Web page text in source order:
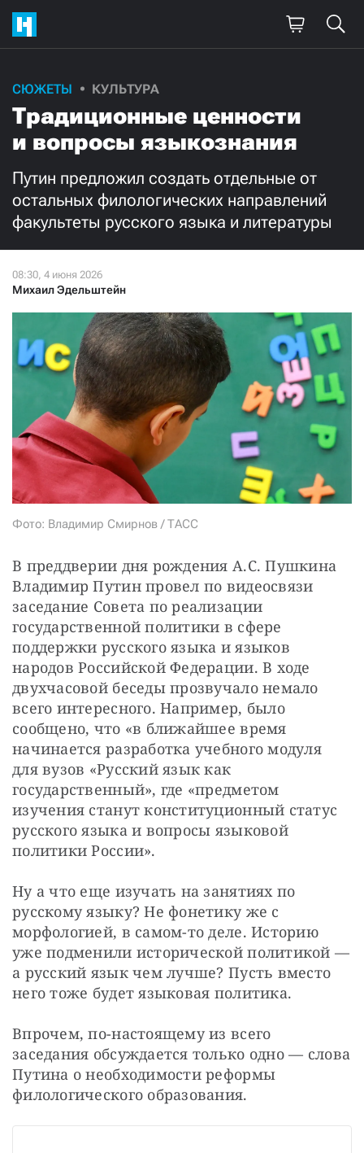
СЮЖЕТЫ КУЛЬТУРА
Традиционные ценности
и вопросы языкознания
Путин предложил создать отдельные от
остальных филологических направлений
факультеты русского языка и литературы
Михаил Эдельштейн
Фото: Владимир Смирнов / ТАСС
В преддверии дня рождения А.С. Пушкина
Владимир Путин провел по видеосвязи
заседание Совета по реализации
государственной политики в сфере
поддержки русского языка и языков
народов Российской Федерации. В ходе
двухчасовой беседы прозвучало немало
всего интересного. Например, было
сообщено, что «в ближайшее время
начинается разработка учебного модуля
для вузов «Русский язык как
государственный», где «предметом
изучения станут конституционный статус
русского языка и вопросы языковой
политики России».
Ну а что еще изучать на занятиях по
русскому языку? Не фонетику же с
морфологией, в самом-то деле. Историю
уже подменили исторической политикой —
а русский язык чем лучше? Пусть вместо
него тоже будет языковая политика.
Впрочем, по-настоящему из всего
заседания обсуждается только одно — слова
Путина о необходимости реформы
филологического образования.
Поддержите
нашу работу!
Ежемесячно Разово
3000 1000
Нажимая кнопку «Стать соучастником»,
я принимаю условия и подтверждаю свое гражданство РФ
СТАТЬ СОУЧАСТНИКОМ
ПОДЕЛИТЬСЯ С ДРУЗЬЯМИ
Если у вас есть вопросы, пишите donate@novayagazeta.ru
звоните:
+7 (929) 612-03-68